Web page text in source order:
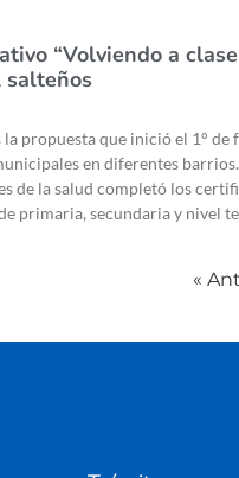
“Volviendo a
propuesta que inició el 1° de
en diferentes
de la salud completó los
primaria, secundaria y nivel
«